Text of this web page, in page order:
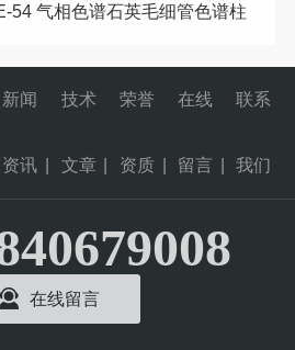
54 气相色谱石英毛细管色谱柱
新闻
资讯
技术
文章
荣誉
资质
在线
留言
联系
我们
在线留言